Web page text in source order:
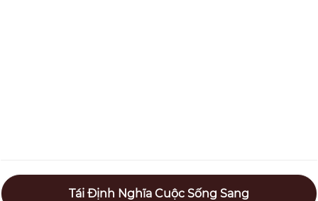
Tái Định Nghĩa Cuộc Sống Sang